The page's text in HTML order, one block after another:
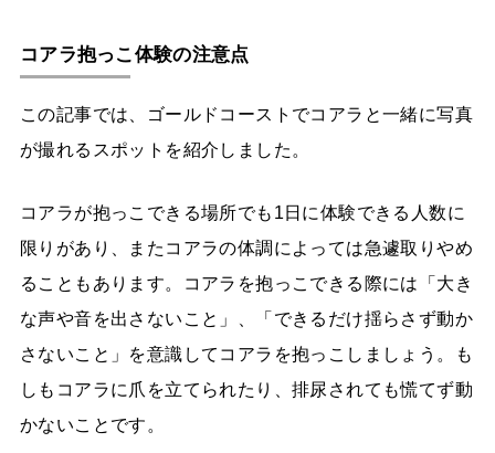
コアラ抱っこ体験の注意点
この記事では、ゴールドコーストでコアラと一緒に写真
が撮れるスポットを紹介しました。
コアラが抱っこできる場所でも1日に体験できる人数に
限りがあり、またコアラの体調によっては急遽取りやめ
ることもあります。コアラを抱っこできる際には「大き
な声や音を出さないこと」、「できるだけ揺らさず動か
さないこと」を意識してコアラを抱っこしましょう。も
しもコアラに爪を立てられたり、排尿されても慌てず動
かないことです。